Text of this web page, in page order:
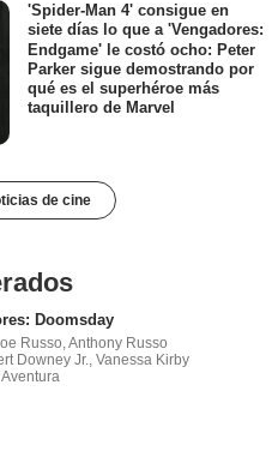
'Spider-Man 4' consigue en
siete días lo que a 'Vengadores:
Endgame' le costó ocho: Peter
Parker sigue demostrando por
qué es el superhéroe más
taquillero de Marvel
de cine
Doomsday
Russo, Anthony Russo
Downey Jr., Vanessa Kirby